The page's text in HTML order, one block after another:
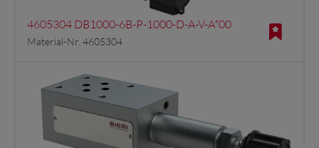
4605304 DB1000-6B-P-1000-D-A-V-A*00
Material-Nr. 4605304